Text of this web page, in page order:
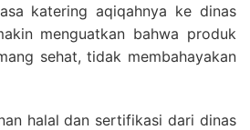
katering aqiqahnya ke dinas
menguatkan bahwa produk
sehat, tidak membahayakan
halal dan sertifikasi dari dinas